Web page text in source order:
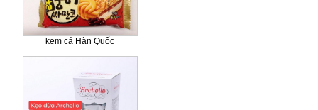
kem cá Hàn Quốc